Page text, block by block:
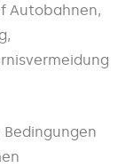
Autobahnen,